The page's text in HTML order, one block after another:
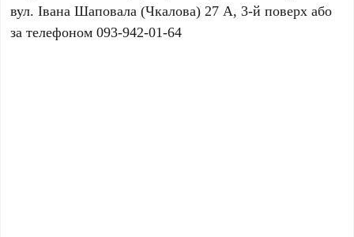
вул. Івана Шаповала (Чкалова) 27 А, 3-й поверх або
за телефоном 093-942-01-64